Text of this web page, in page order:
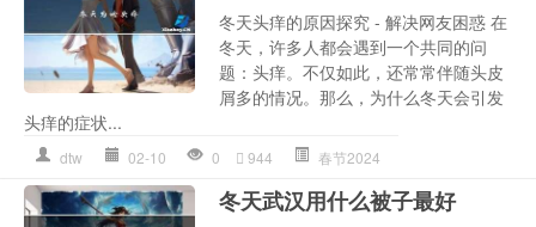
冬天头痒的原因探究 - 解决网友困惑 在
冬天，许多人都会遇到一个共同的问
题：头痒。不仅如此，还常常伴随头皮
屑多的情况。那么，为什么冬天会引发
头痒的症状...
dtw 02-10 0 944 春节2024
冬天武汉用什么被子最好